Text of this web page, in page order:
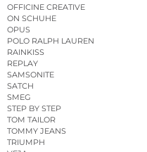
OFFICINE CREATIVE
ON SCHUHE
OPUS
POLO RALPH LAUREN
RAINKISS
REPLAY
SAMSONITE
SATCH
SMEG
STEP BY STEP
TOM TAILOR
TOMMY JEANS
TRIUMPH